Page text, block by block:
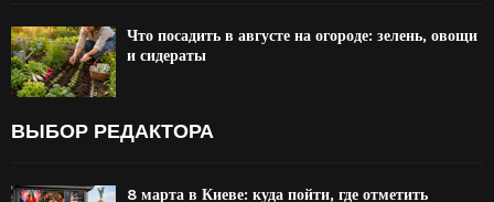
Что посадить в августе на огороде: зелень, овощи
и сидераты
ВЫБОР РЕДАКТОРА
8 марта в Киеве: куда пойти, где отметить